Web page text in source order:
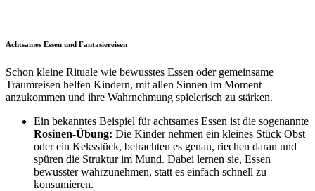
Achtsames Essen und Fantasiereisen
Schon kleine Rituale wie bewusstes Essen oder gemeinsame
Traumreisen helfen Kindern, mit allen Sinnen im Moment
anzukommen und ihre Wahrnehmung spielerisch zu stärken.
Ein bekanntes Beispiel für achtsames Essen ist die sogenannte
Rosinen-Übung: Die Kinder nehmen ein kleines Stück Obst
oder ein Keksstück, betrachten es genau, riechen daran und
spüren die Struktur im Mund. Dabei lernen sie, Essen
bewusster wahrzunehmen, statt es einfach schnell zu
konsumieren.